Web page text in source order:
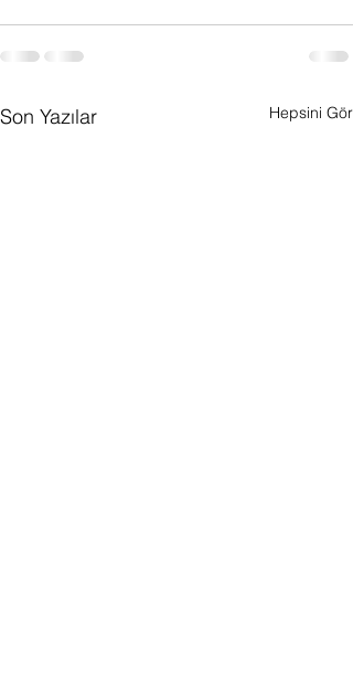
Son Yazılar Hepsini Gör